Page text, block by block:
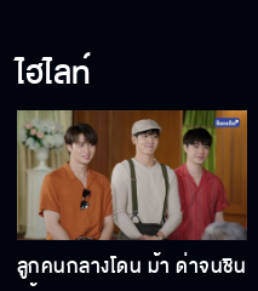
ไฮไลท์
ลูกคนกลางโดน ม้า ด่าจนชิน